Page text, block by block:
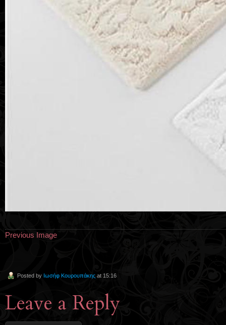
Previous Image
Posted by Ιωσήφ Κουρουπάκης at 15:16
Leave a Reply